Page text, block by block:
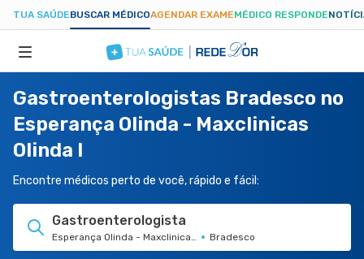
TUA SAÚDEBUSCAR MÉDICOAGENDAR EXAMEMÉDICO RESPONDE
ESPECIALIDADES
HOSPITAIS
TUASAUDE.COM
Gastroenterologistas Bradesco no
Esperança Olinda - Maxclinicas
Olinda I
Encontre médicos perto de você, rápido e fácil:
Gastroenterologista
Esperança Olinda - Maxclinicas Olinda IBradesco